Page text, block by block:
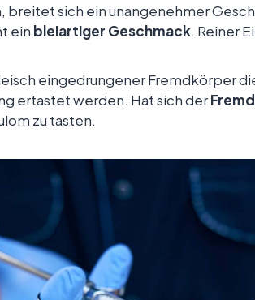
sich ein unangenehmer
ein bleiartiger Geschmack. Reiner
eingedrungener Fremdkörper
ertastet werden. Hat sich der
zu tasten.